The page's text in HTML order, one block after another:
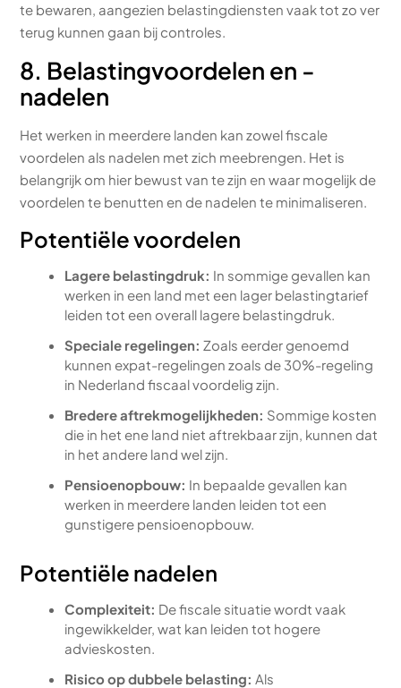
te bewaren, aangezien belastingdiensten vaak tot zo ver
terug kunnen gaan bij controles.
8. Belastingvoordelen en -
nadelen
Het werken in meerdere landen kan zowel fiscale
voordelen als nadelen met zich meebrengen. Het is
belangrijk om hier bewust van te zijn en waar mogelijk de
voordelen te benutten en de nadelen te minimaliseren.
Potentiële voordelen
Lagere belastingdruk: In sommige gevallen kan
werken in een land met een lager belastingtarief
leiden tot een overall lagere belastingdruk.
Speciale regelingen: Zoals eerder genoemd
kunnen expat-regelingen zoals de 30%-regeling
in Nederland fiscaal voordelig zijn.
Bredere aftrekmogelijkheden: Sommige kosten
die in het ene land niet aftrekbaar zijn, kunnen dat
in het andere land wel zijn.
Pensioenopbouw: In bepaalde gevallen kan
werken in meerdere landen leiden tot een
gunstigere pensioenopbouw.
Potentiële nadelen
Complexiteit: De fiscale situatie wordt vaak
ingewikkelder, wat kan leiden tot hogere
advieskosten.
Risico op dubbele belasting: Als